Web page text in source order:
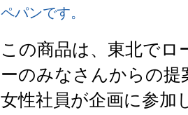
ペパンです。
この商品は、東北でロ
ーのみなさんからの
女性社員が企画に参加